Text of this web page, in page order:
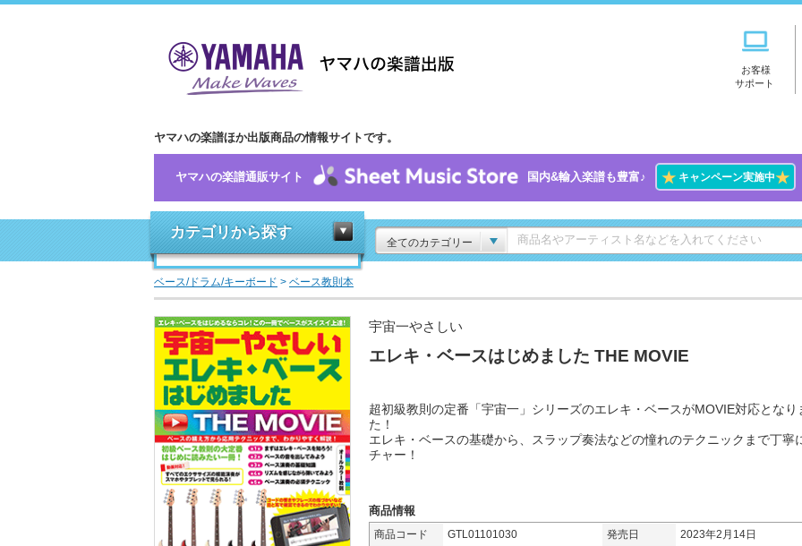
お客様
サポート
ヤマハの楽譜ほか出版商品の情報サイトです。
ヤマハの楽譜通販サイト 国内&輸入楽譜も豊富♪ ★キャンペーン実施中★
カテゴリから探す
全てのカテゴリー
ベース/ドラム/キーボード > ベース教則本
宇宙一やさしい
エレキ・ベースはじめました THE MOVIE
超初級教則の定番「宇宙一」シリーズのエレキ・ベースがMOVIE対応となり
た！
エレキ・ベースの基礎から、スラップ奏法などの憧れのテクニックまで丁寧
チャー！
商品情報
商品コード GTL01101030 発売日
2023年2月14日